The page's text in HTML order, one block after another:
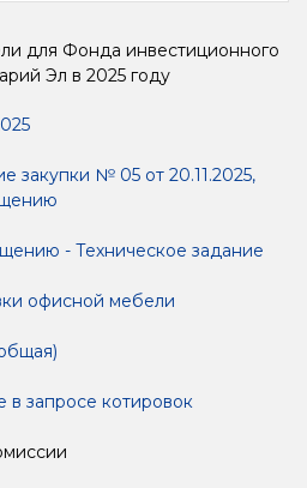
для Фонда инвестиционного
Эл в 2025 году
закупки № 05 от 20.11.2025,
- Техническое задание
офисной мебели
в запросе котировок